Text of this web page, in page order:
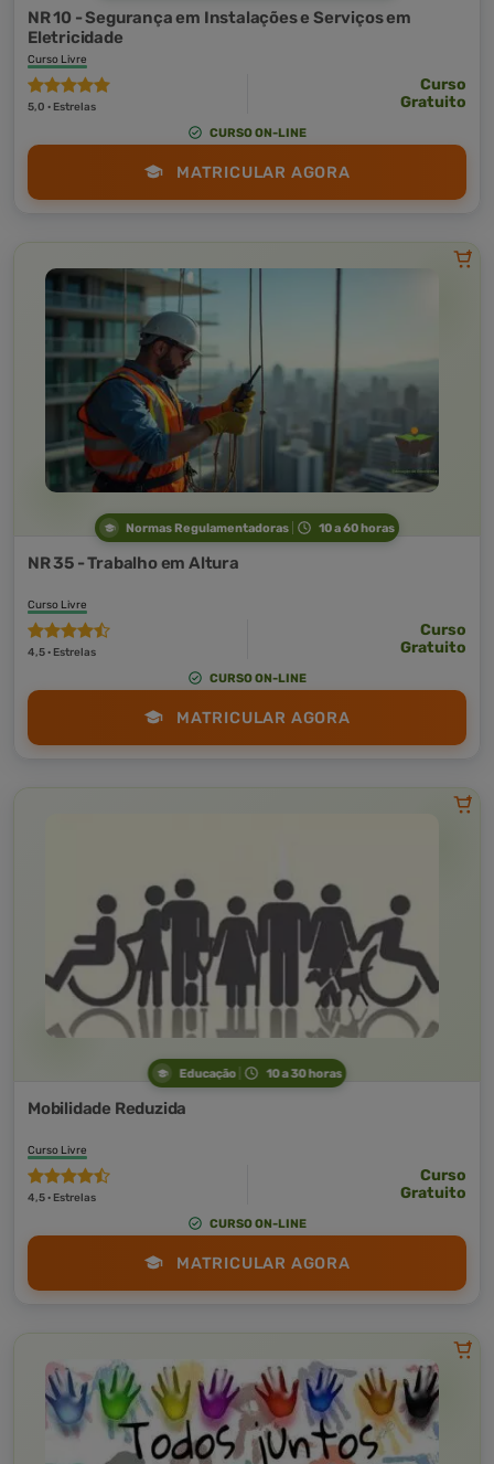
NR 10 - Segurança em Instalações e Serviços em
Eletricidade
Curso Livre
5,0 · Estrelas
Curso
Gratuito
CURSO ON-LINE
MATRICULAR AGORA
Normas Regulamentadoras 10 a 60 horas
NR 35 - Trabalho em Altura
Curso Livre
4,5 · Estrelas
Curso
Gratuito
CURSO ON-LINE
MATRICULAR AGORA
Educação 10 a 30 horas
Mobilidade Reduzida
Curso Livre
4,5 · Estrelas
Curso
Gratuito
CURSO ON-LINE
MATRICULAR AGORA